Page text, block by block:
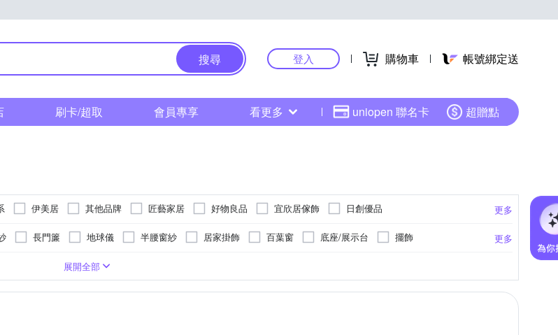
搜尋 登入 購物車 帳號綁定送
刷卡/超取 會員專享 看更多 uniopen 聯名卡 超贈點
更多
伊美居 其他品牌 匠藝家居 好物良品 宜欣居傢飾
日創優品
范登伯格 更多
長門簾 地球儀 半腰窗紗 居家掛飾 百葉窗 底座/展示台
擺飾
節慶派對用品
磁吸扣 防塵
可釘掛；商品內含釘勾
展開全部